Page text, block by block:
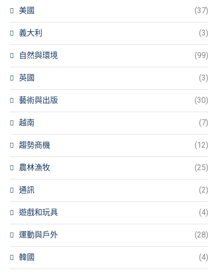
美國 (37)
義大利 (3)
自然與環境 (99)
英國 (3)
藝術與出版 (30)
越南 (7)
趨勢商機 (12)
農林漁牧 (25)
通訊 (2)
遊戲和玩具 (4)
運動與戶外 (28)
韓國 (4)